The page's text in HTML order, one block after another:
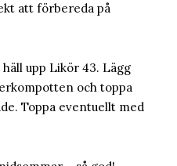
att förbereda på
upp Likör 43. Lägg
och toppa
Toppa eventuellt med